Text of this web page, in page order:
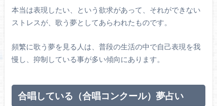
本当は表現したい、という欲求があって、それができない
ストレスが、歌う夢としてあらわれたものです。
頻繁に歌う夢を見る人は、普段の生活の中で自己表現を我
慢し、抑制している事が多い傾向にあります。
合唱している（合唱コンクール）夢占い